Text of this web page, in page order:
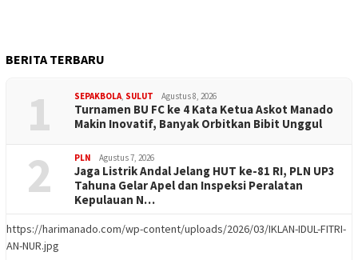
BERITA TERBARU
1 SEPAKBOLA SULUT Agustus 8, 2026
Turnamen BU FC ke 4 Kata Ketua Askot Manado
Makin Inovatif, Banyak Orbitkan Bibit Unggul
2 PLN Agustus 7, 2026
Jaga Listrik Andal Jelang HUT ke-81 RI, PLN UP3
Tahuna Gelar Apel dan Inspeksi Peralatan
Kepulauan N…
https://harimanado.com/wp-content/uploads/2026/03/IKLAN-IDUL-FITRI-
AN-NUR.jpg